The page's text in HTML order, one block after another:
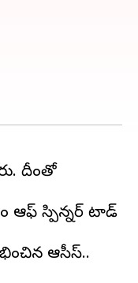
దీంతో
ఆఫ్ స్పిన్నర్ టాడ్
ఆసీస్..